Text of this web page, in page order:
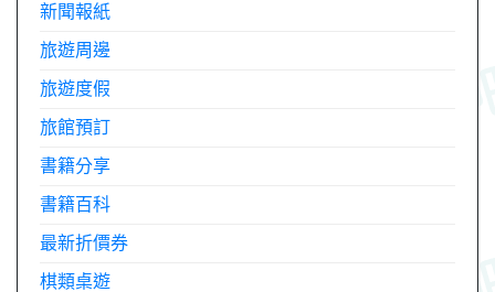
新聞報紙
旅遊周邊
旅遊度假
旅館預訂
書籍分享
書籍百科
最新折價券
棋類桌遊